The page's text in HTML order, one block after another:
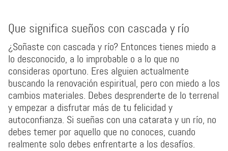
Que significa sueños con cascada y río
¿Soñaste con cascada y río? Entonces tienes miedo a
lo desconocido, a lo improbable o a lo que no
consideras oportuno. Eres alguien actualmente
buscando la renovación espiritual, pero con miedo a los
cambios materiales. Debes desprenderte de lo terrenal
y empezar a disfrutar más de tu felicidad y
autoconfianza. Si sueñas con una catarata y un río, no
debes temer por aquello que no conoces, cuando
realmente solo debes enfrentarte a los desafíos.